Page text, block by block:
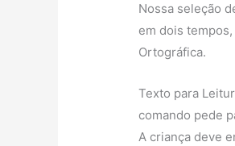
Nossa seleção
em dois
Ortográfica.
Texto para
comando pede
A criança deve